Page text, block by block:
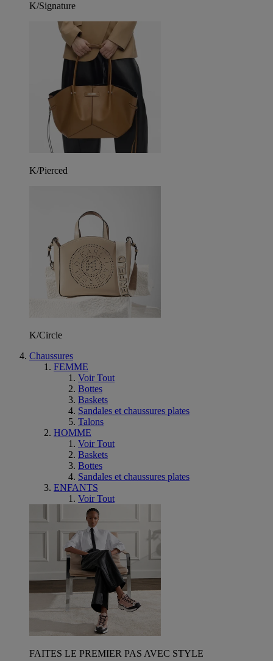
K/Signature
K/Pierced
K/Circle
Chaussures
FEMME
Voir Tout
Bottes
Baskets
Sandales et chaussures plates
Talons
HOMME
Voir Tout
Baskets
Bottes
Sandales et chaussures plates
ENFANTS
Voir Tout
FAITES LE PREMIER PAS AVEC STYLE